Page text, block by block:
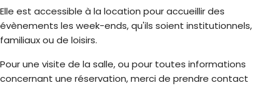
Elle est accessible à la location pour accueillir des
évènements les week-ends, qu'ils soient institutionnels,
familiaux ou de loisirs.
Pour une visite de la salle, ou pour toutes informations
concernant une réservation, merci de prendre contact